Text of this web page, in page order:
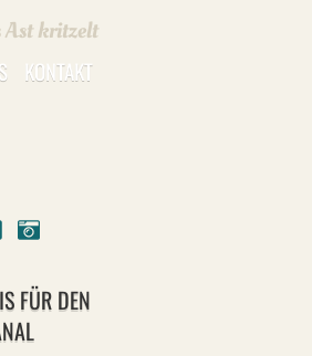
Ast kritzelt
KONTAKT
Instagram
FÜR DEN